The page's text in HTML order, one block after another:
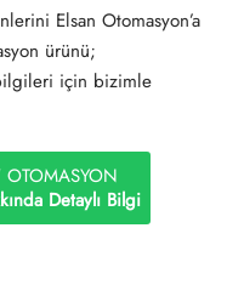
Elsan Otomasyon’a
ürünü;
bilgileri için bizimle
Detaylı Bilgi